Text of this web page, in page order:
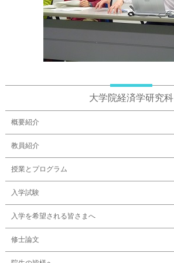
大学院経済学研究科
概要紹介
教員紹介
授業とプログラム
入学試験
入学を希望される皆さまへ
修士論文